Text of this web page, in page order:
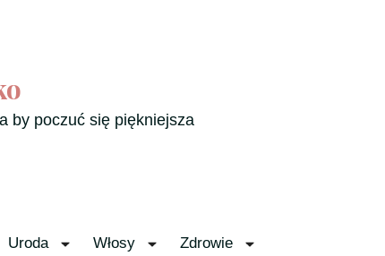
by poczuć się piękniejsza
Uroda Włosy Zdrowie